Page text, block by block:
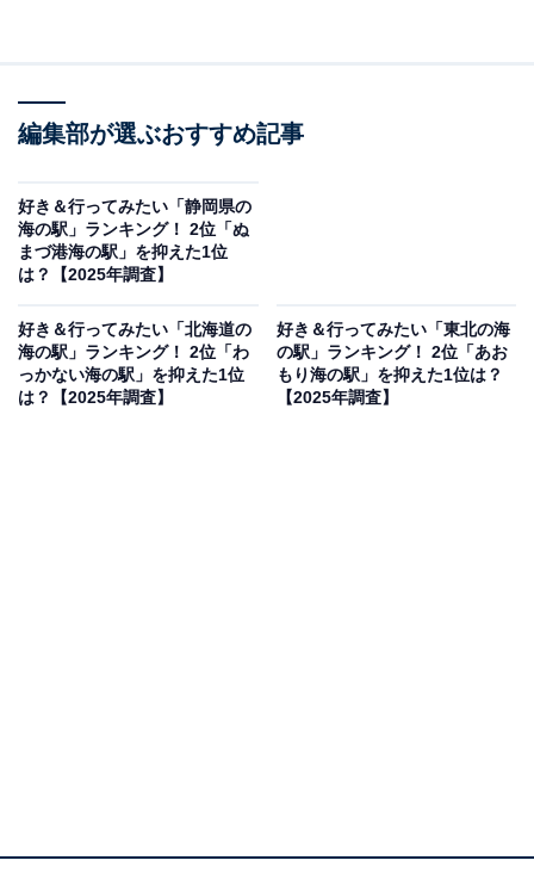
つです。
回答者からは「ヤシの木並木とヨットが並ぶ風景が南国
のようで、写真映えするおしゃれな港です。海沿いのカ
フェでゆっくり過ごしたり、夕暮れの富士山を眺めたり
県）、「マグロや生シラスなど、普段食べられないくら
い新鮮なものにありつけそうだから」（50代男性／大阪
府）、「憧れの湘南の海をみてみたいから」（50代女性
編集部が選ぶおすすめ記事
好き＆行ってみたい「静岡県の
海の駅」ランキング！ 2位「ぬ
まづ港海の駅」を抑えた1位
は？【2025年調査】
好き＆行ってみたい「北海道の
海の駅」ランキング！ 2位「わ
っかない海の駅」を抑えた1位
は？【2025年調査】
好き＆行ってみたい「東北の海
の駅」ランキング！ 2位「あお
もり海の駅」を抑えた1位は？
【2025年調査】